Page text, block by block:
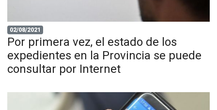
02/08/2021
Por primera vez, el estado de los
expedientes en la Provincia se puede
consultar por Internet